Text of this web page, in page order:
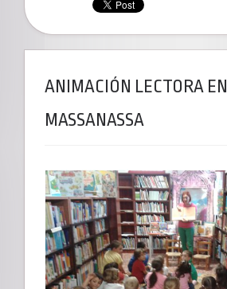
ANIMACIÓN LECTORA EN
MASSANASSA